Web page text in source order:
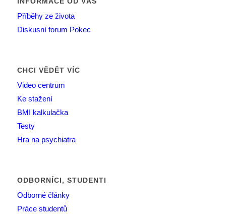
Příběhy ze života
Diskusní forum Pokec
CHCI VĚDĚT VÍC
Video centrum
Ke stažení
BMI kalkulačka
Testy
Hra na psychiatra
ODBORNÍCI, STUDENTI
Odborné články
Práce studentů